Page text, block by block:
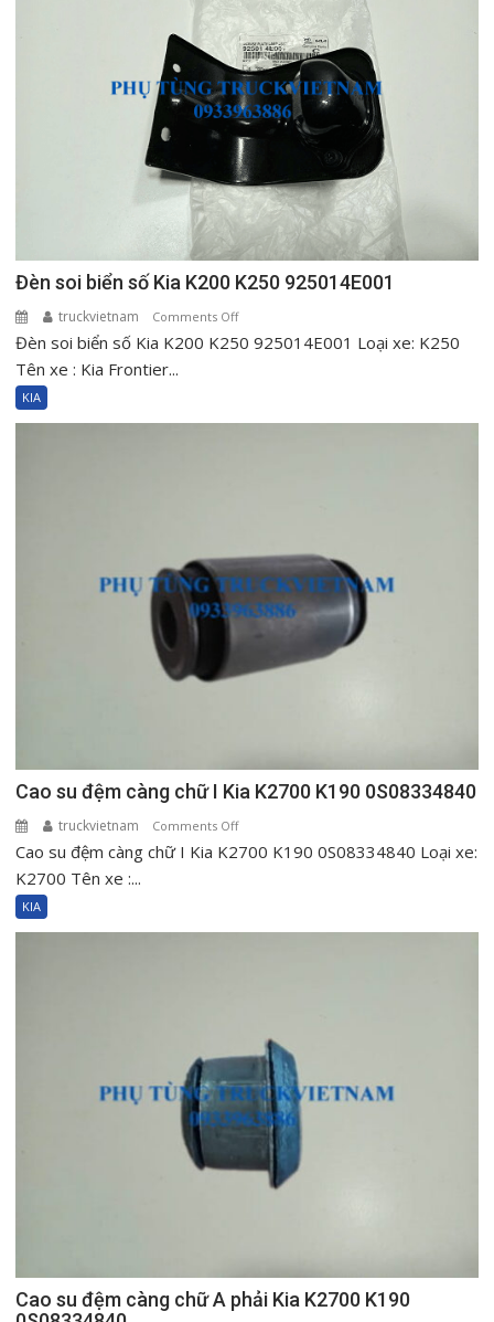
Đèn soi biển số Kia K200 K250 925014E001
truckvietnam Comments Offon
Đèn
Đèn soi biển số Kia K200 K250 925014E001 Loại xe: K250
Tên xe : Kia Frontier...
KIA
Cao su đệm càng chữ I Kia K2700 K190 0S08334840
truckvietnam Comments Offon
Cao
K190
0S08334840
Cao su đệm càng chữ I Kia K2700 K190 0S08334840 Loại xe:
K2700 Tên xe :...
KIA
Cao su đệm càng chữ A phải Kia K2700 K190